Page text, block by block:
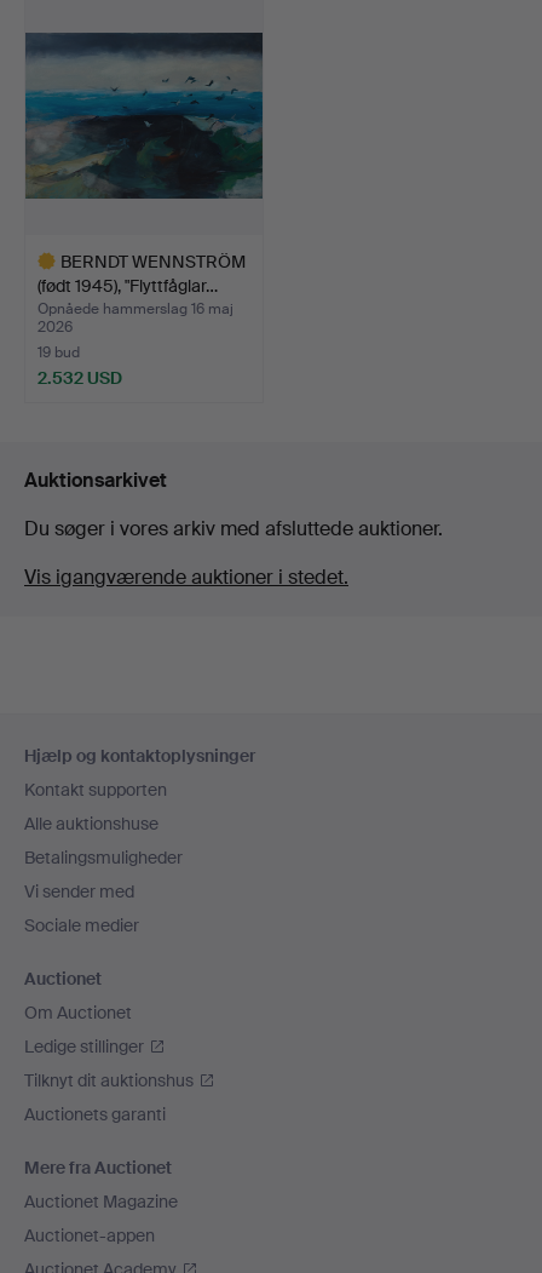
BERNDT WENNSTRÖM
(født 1945), "Flyttfåglar…
Opnåede hammerslag 16 maj
2026
19 bud
2.532 USD
Auktionsarkivet
Du søger i vores arkiv med afsluttede auktioner.
Vis igangværende auktioner i stedet.
Hjælp og kontaktoplysninger
Kontakt supporten
Alle auktionshuse
Betalingsmuligheder
Vi sender med
Sociale medier
Auctionet
Om Auctionet
Ledige stillinger
Tilknyt dit auktionshus
Auctionets garanti
Mere fra Auctionet
Auctionet Magazine
Auctionet-appen